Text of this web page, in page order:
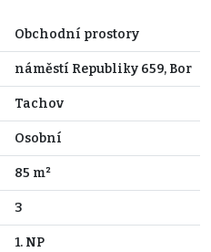
Obchodní prostory
náměstí Republiky 659, Bor
Tachov
Osobní
85 m²
3
1. NP